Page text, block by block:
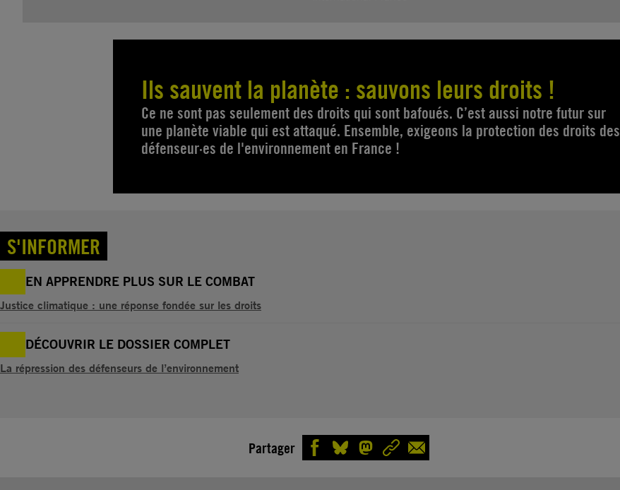
Ils sauvent la planète : sauvons leurs droits !
Ce ne sont pas seulement des droits qui sont bafoués. C’est aussi notre futur sur
une planète viable qui est attaqué. Ensemble, exigeons la protection des droits des
défenseur·es de l'environnement en France !
S'INFORMER
EN APPRENDRE PLUS SUR LE COMBAT
Justice climatique : une réponse fondée sur les droits
DÉCOUVRIR LE DOSSIER COMPLET
La répression des défenseurs de l’environnement
Partager